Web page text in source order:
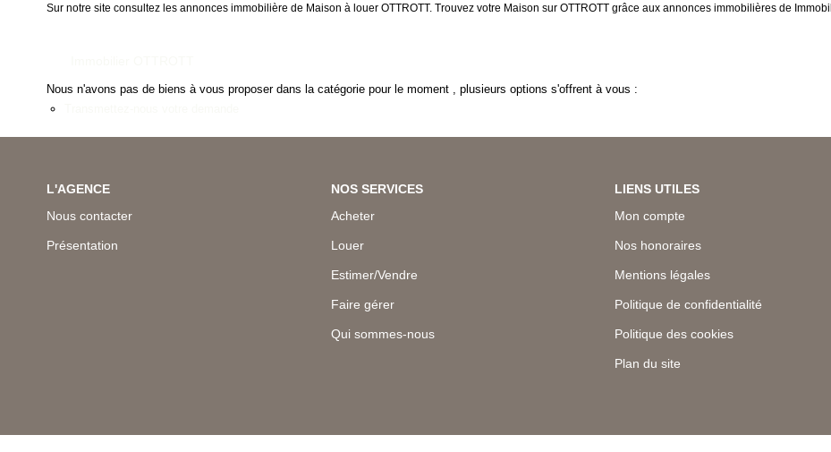
Sur notre site consultez les annonces immobilière de Maison à louer OTTROTT. Trouvez votre Maison sur OTTROTT grâce aux annonces immobilières de
Nous n'avons pas de biens à vous proposer dans la catégorie pour le moment , plusieurs options s'offrent à vous :
L'AGENCE
Nous contacter
Présentation
NOS SERVICES
Acheter
Louer
Estimer/Vendre
Faire gérer
Qui sommes-nous
LIENS UTILES
Mon compte
Nos honoraires
Mentions légales
Politique de confidentialité
Politique des cookies
Plan du site